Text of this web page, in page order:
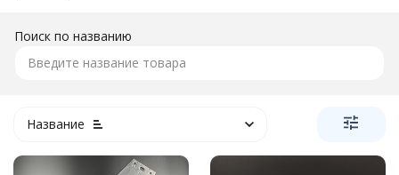
Поиск по названию
Название